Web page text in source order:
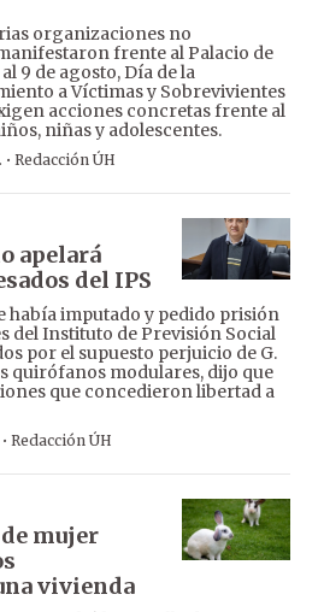
organizaciones no
frente al Palacio de
9 de agosto, Día de la
a Víctimas y Sobrevivientes
acciones concretas frente al
niñas y adolescentes.
· Redacción ÚH
apelará
del IPS
había imputado y pedido prisión
del Instituto de Previsión Social
por el supuesto perjuicio de G.
quirófanos modulares, dijo que
que concedieron libertad a
· Redacción ÚH
mujer
vivienda